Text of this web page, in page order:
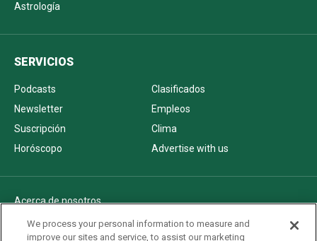
Astrología
SERVICIOS
Podcasts
Clasificados
Newsletter
Empleos
Suscripción
Clima
Horóscopo
Advertise with us
Acerca de nosotros
Politica de privacidad
We process your personal information to measure and
improve our sites and service, to assist our marketing